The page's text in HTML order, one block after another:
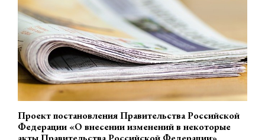
Проект постановления Правительства Российской
Федерации «О внесении изменений в некоторые